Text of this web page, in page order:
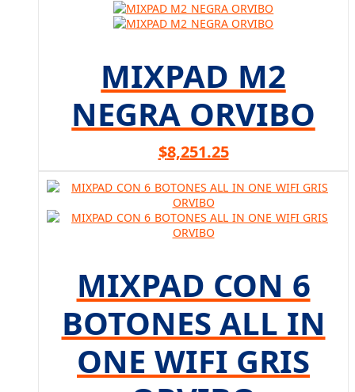
MIXPAD M2
NEGRA ORVIBO
$8,251.25
MIXPAD CON 6
BOTONES ALL IN
ONE WIFI GRIS